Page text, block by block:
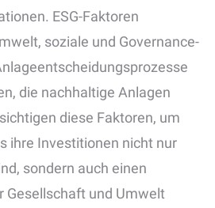
ESG-Faktoren
soziale und Governance-
die nachhaltige Anlagen
diese Faktoren, um
ihre Investitionen nicht nur
sondern auch einen
Gesellschaft und Umwelt